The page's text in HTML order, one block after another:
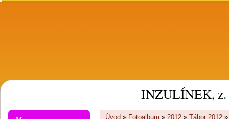
INZULÍNEK, z.
Úvod » Fotoalbum » 2012 » Tábor 2012